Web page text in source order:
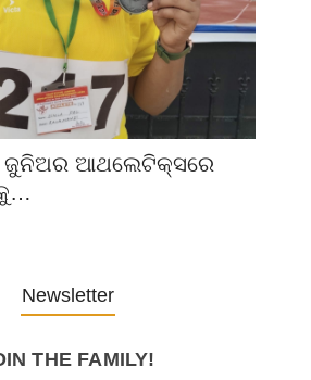
ଜୁନିଅର ଆଥଲେଟିକ୍ସରେ
Newsletter
THE FAMILY!